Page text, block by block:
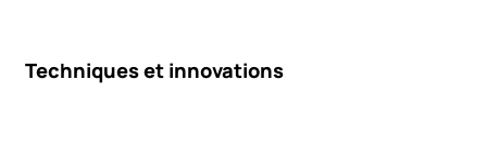
Techniques et innovations